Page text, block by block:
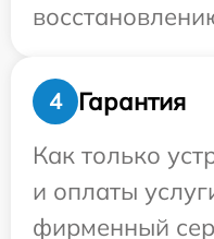
4
Гарантия
Как только
и оплаты
фирменный